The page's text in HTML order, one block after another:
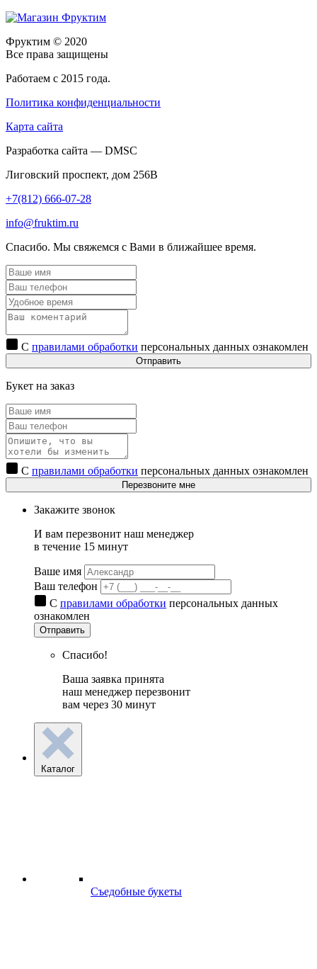
Фруктим © 2020
Все права защищены
Работаем с 2015 года.
Политика конфиденциальности
Карта сайта
Разработка сайта — DMSC
Лиговский проспект, дом 256В
+7(812) 666-07-28
info@fruktim.ru
Спасибо. Мы свяжемся с Вами в ближайшее время.
С правилами обработки персональных данных ознакомлен
Отправить
Букет на заказ
С правилами обработки персональных данных ознакомлен
Перезвоните мне
Закажите звонок
И вам перезвонит наш менеджер
в течение 15 минут
Ваше имя
Ваш телефон
С правилами обработки персональных данных
ознакомлен
Отправить
Спасибо!
Ваша заявка принята
наш менеджер перезвонит
вам через 30 минут
Каталог
Съедобные букеты